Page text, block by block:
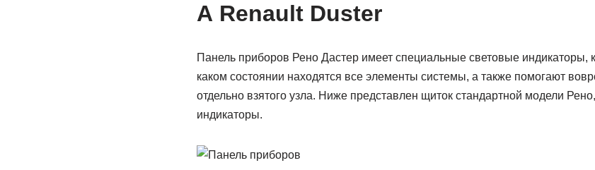
А Renault Duster
Панель приборов Рено Дастер имеет специальные световые индикаторы,
каком состоянии находятся все элементы системы, а также помогают
отдельно взятого узла. Ниже представлен щиток стандартной модели
индикаторы.